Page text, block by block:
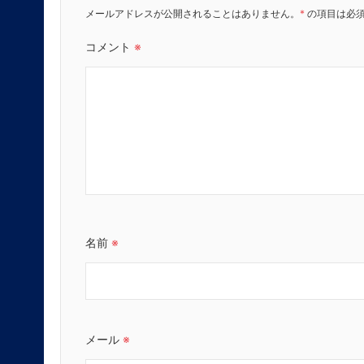
メールアドレスが公開されることはありません。 * の項目は必
コメント ※
名前 ※
メール ※